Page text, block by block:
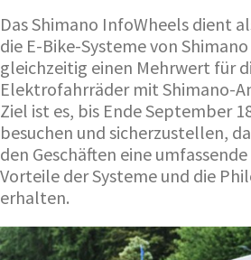
Das Shimano InfoWheels dient
die E-Bike-Systeme von
gleichzeitig einen Mehrwert für
Elektrofahrräder mit Shimano-
Ziel ist es, bis Ende September
besuchen und sicherzustellen,
den Geschäften eine
Vorteile der Systeme und die
erhalten.